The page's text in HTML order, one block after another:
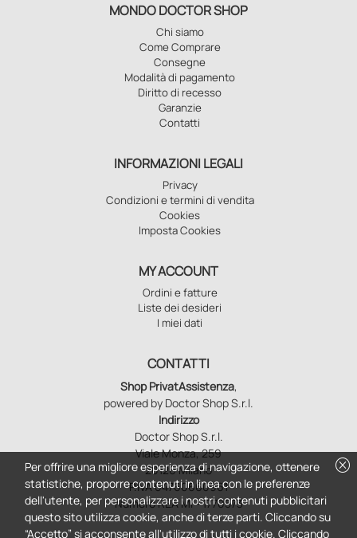
MONDO DOCTOR SHOP
Chi siamo
Come Comprare
Consegne
Modalità di pagamento
Diritto di recesso
Garanzie
Contatti
INFORMAZIONI LEGALI
Privacy
Condizioni e termini di vendita
Cookies
Imposta Cookies
MY ACCOUNT
Ordini e fatture
Liste dei desideri
I miei dati
CONTATTI
Shop PrivatAssistenza,
powered by Doctor Shop S.r.l.
Indirizzo
Doctor Shop S.r.l.
Viale Monza, 259
20126 Milano
P.IVA 04760660961
Numero REA MI - 1770573
cancel
Per offrire una migliore esperienza di navigazione, ottenere
statistiche, proporre contenuti in linea con le preferenze
dell'utente, per personalizzare i nostri contenuti pubblicitari
questo sito utilizza cookie, anche di terze parti. Cliccando su
“Accetto” si acconsente all'utilizzo di tutti i cookie. Cliccando